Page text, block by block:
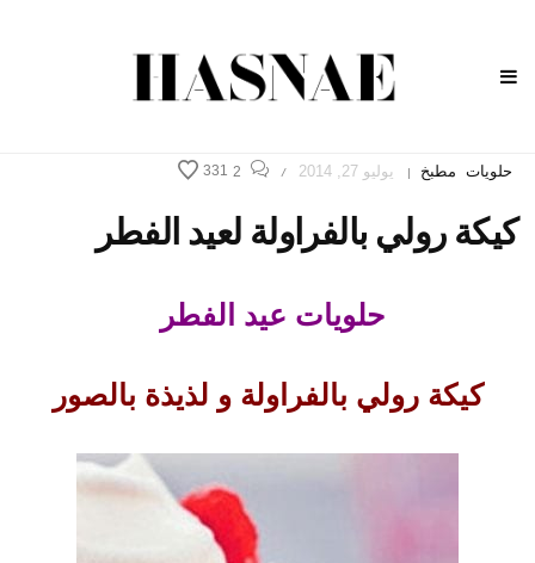
حلويات مطبخ | يوليو 27, 2014 /
2
331
كيكة رولي بالفراولة لعيد الفطر
حلويات عيد الفطر
كيكة رولي بالفراولة و لذيذة بالصور